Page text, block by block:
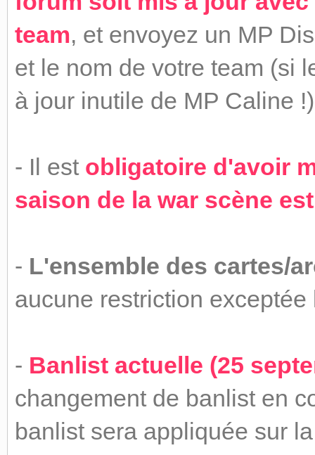
team, et envoyez un MP
et le nom de votre team (si
à jour inutile de MP Caline !)
- Il est obligatoire d'avoir
saison de la war scène
- L'ensemble des cartes/
aucune restriction
- Banlist actuelle (25
changement de banlist en
banlist sera appliquée sur